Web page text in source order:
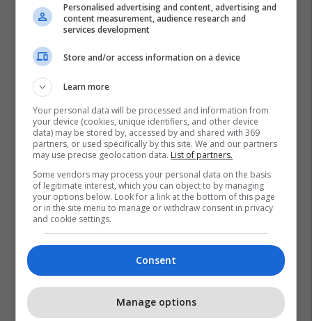
Personalised advertising and content, advertising and
content measurement, audience research and
services development
Store and/or access information on a device
Learn more
Your personal data will be processed and information from
your device (cookies, unique identifiers, and other device
data) may be stored by, accessed by and shared with 369
partners, or used specifically by this site. We and our partners
may use precise geolocation data. List of partners.
Some vendors may process your personal data on the basis
of legitimate interest, which you can object to by managing
your options below. Look for a link at the bottom of this page
or in the site menu to manage or withdraw consent in privacy
and cookie settings.
Consent
Manage options